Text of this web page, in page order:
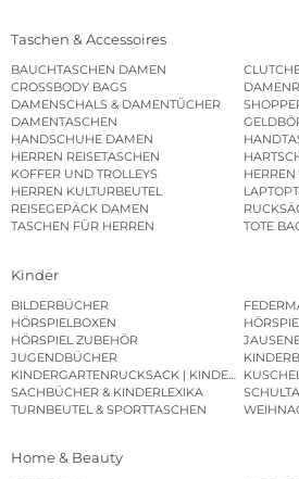
Taschen & Accessoires
BAUCHTASCHEN DAMEN
CROSSBODY BAGS
DAMENSCHALS & DAMENTÜCHER
DAMENTASCHEN
HANDSCHUHE DAMEN
HERREN REISETASCHEN
KOFFER UND TROLLEYS
HERREN KULTURBEUTEL
REISEGEPÄCK DAMEN
TASCHEN FÜR HERREN
TOTE
Kinder
BILDERBÜCHER
HÖRSPIELBOXEN
HÖRSPIEL ZUBEHÖR
JUGENDBÜCHER
KINDERGARTENRUCKSACK |
SACHBÜCHER & KINDERLEXIKA
TURNBEUTEL & SPORTTASCHEN
Home & Beauty